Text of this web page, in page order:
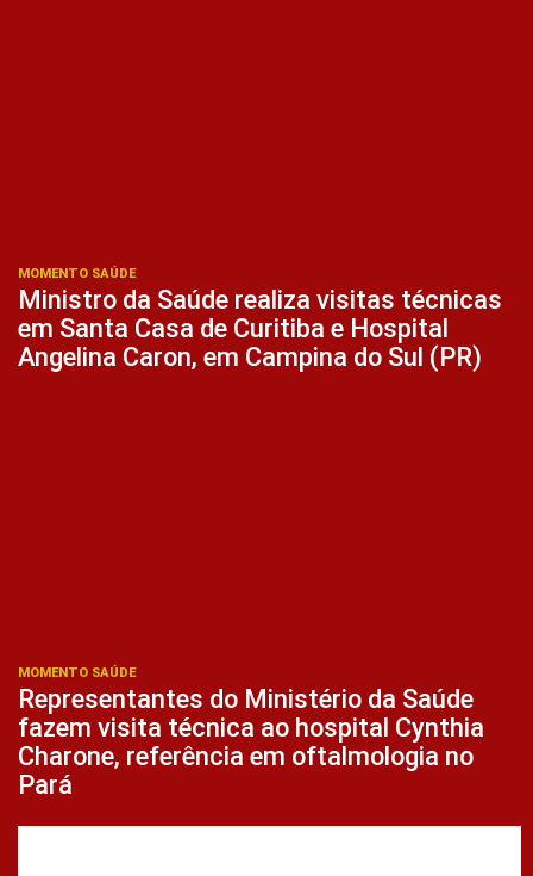
MOMENTO SAÚDE
Ministro da Saúde realiza visitas técnicas
em Santa Casa de Curitiba e Hospital
Angelina Caron, em Campina do Sul (PR)
MOMENTO SAÚDE
Representantes do Ministério da Saúde
fazem visita técnica ao hospital Cynthia
Charone, referência em oftalmologia no
Pará